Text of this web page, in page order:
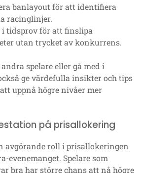
banlayout för att identifiera
racinglinjer.
i tidsprov för att finslipa
utan trycket av konkurrens.
spelare eller gå med i
ge värdefulla insikter och tips
uppnå högre nivåer mer
på prisallokering
avgörande roll i prisallokeringen
evenemanget. Spelare som
bra har större chans att nå högre